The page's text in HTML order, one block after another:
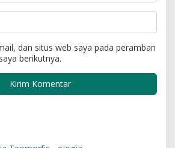
dan situs web saya pada peramban
berikutnya.